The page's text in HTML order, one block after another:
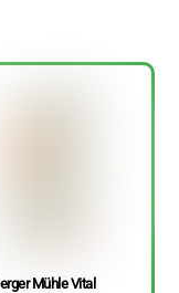
Mühle Vital